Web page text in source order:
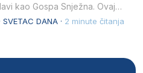
kao Gospa Snježna. Ovaj
Maria…DANA · 2 minute čitanja